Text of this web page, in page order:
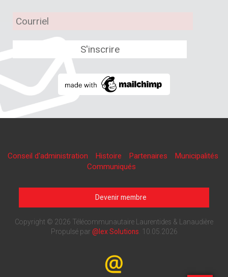
Conseil d'administration Histoire Partenaires
Municipalités
Communiqués
Devenir membre
Copyright © 2026 Télécommunautaire Laurentides & Lanaudière
Propulsé par @lex Solutions 10.05.2026